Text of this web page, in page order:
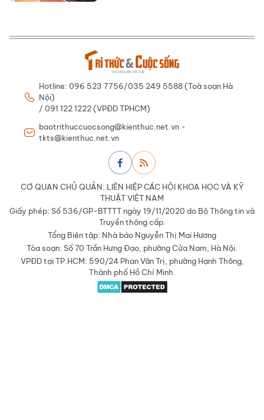
Hotline: 096 523 7756/035 249 5588 (Toà soạn Hà
Nội)
/ 091 122 1222 (VPĐD TPHCM)
baotrithuccuocsong@kienthuc.net.vn -
tkts@kienthuc.net.vn
CƠ QUAN CHỦ QUẢN: LIÊN HIỆP CÁC HỘI KHOA HỌC VÀ KỸ
THUẬT VIỆT NAM
Giấy phép: Số 536/GP-BTTTT ngày 19/11/2020 do Bộ Thông tin và
Truyền thông cấp.
Tổng Biên tập: Nhà báo Nguyễn Thị Mai Hương
Tòa soạn: Số 70 Trần Hưng Đạo, phường Cửa Nam, Hà Nội.
VPĐD tại TP.HCM: 590/24 Phan Văn Trị, phường Hạnh Thông,
Thành phố Hồ Chí Minh.